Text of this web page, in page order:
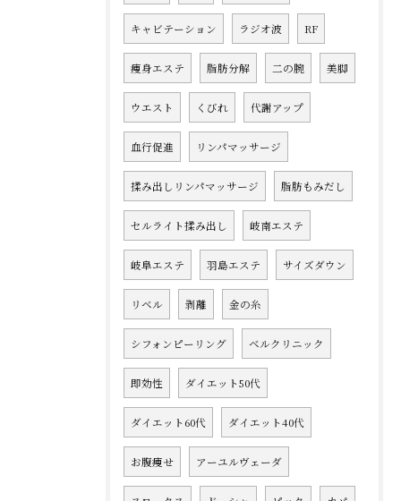
キャビテーション ラジオ波 RF
痩身エステ 脂肪分解 二の腕 美脚
ウエスト くびれ 代謝アップ
血行促進 リンパマッサージ
揉み出しリンパマッサージ 脂肪もみだし
セルライト揉み出し 岐南エステ
岐阜エステ 羽島エステ サイズダウン
リベル 剥離 金の糸
シフォンピーリング ベルクリニック
即効性 ダイエット50代
ダイエット60代 ダイエット40代
お腹痩せ アーユルヴェーダ